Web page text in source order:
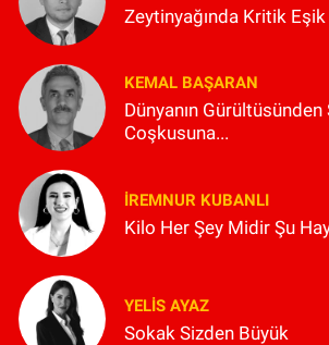
Zeytinyağında Kritik Eşik
KEMAL BAŞARAN
Dünyanın Gürültüsünden
Coşkusuna...
İREMNUR KUBANLI
Kilo Her Şey Midir Şu
YELIS AYAZ
Sokak Sizden Büyük